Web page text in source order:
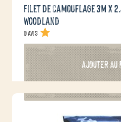
Filet de camouflage 3m x
Woodland
0 avis
AJOUTER AU